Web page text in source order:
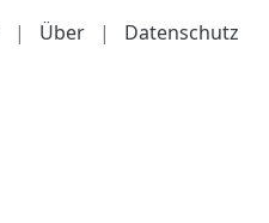
| Über | Datenschutz